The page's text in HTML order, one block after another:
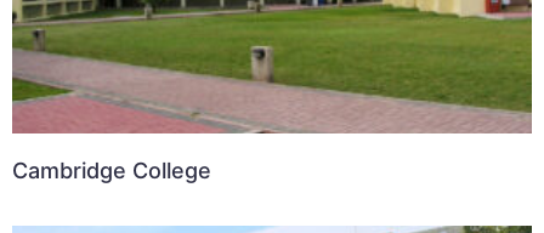
Cambridge College